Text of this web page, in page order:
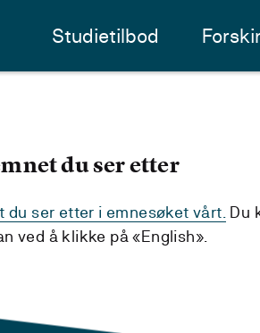
Studietilbod
du ser etter
du ser etter i emnesøket vårt. Du
ved å klikke på «English».